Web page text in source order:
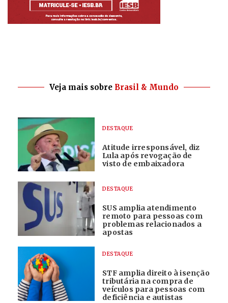
Veja mais sobre Brasil & Mundo
DESTAQUE
Atitude irresponsável, diz
Lula após revogação de
visto de embaixadora
DESTAQUE
SUS amplia atendimento
remoto para pessoas com
problemas relacionados a
apostas
DESTAQUE
STF amplia direito à isenção
tributária na compra de
veículos para pessoas com
deficiência e autistas